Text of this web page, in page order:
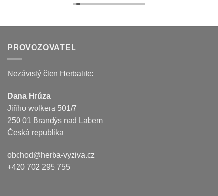
PROVOZOVATEL
Nezávislý člen Herbalife:
Dana Hrůza
Jiřího wolkera 501/7
250 01 Brandýs nad Labem
Česká republika
obchod@herba-vyziva.cz
+420 702 295 755